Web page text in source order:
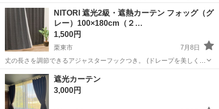
く見せるAフック仕様) ●見えにくさレベル 昼4、夜3 （ニトリ基準の見
えにくさレベル。レベル1～5の5段階あり、数字が大きいほど、外から
見えにくくなり...
滋賀 栗東市 カーテン、ブラインド
NITORI 遮光2級・遮熱カーテン フォッグ（グ
レー）100×180cm（２…
1,500円
栗東市
7月8日
丈の長さを調節できるアジャスターフックつき。 (ドレープを美しく見
せるAフック仕様) 遮光2級 遮光率99.80％以上99.99％未満 (人の顔ある
いは表情がわかるレベル。) 洗ってもヒダがきれいな形状記憶加...
滋賀 栗東市 カーテン、ブラインド
遮光カーテン
3,000円